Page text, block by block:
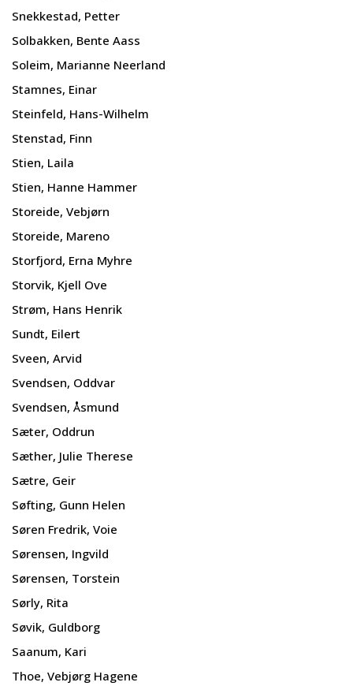
Snekkestad, Petter
Solbakken, Bente Aass
Soleim, Marianne Neerland
Stamnes, Einar
Steinfeld, Hans-Wilhelm
Stenstad, Finn
Stien, Laila
Stien, Hanne Hammer
Storeide, Vebjørn
Storeide, Mareno
Storfjord, Erna Myhre
Storvik, Kjell Ove
Strøm, Hans Henrik
Sundt, Eilert
Sveen, Arvid
Svendsen, Oddvar
Svendsen, Åsmund
Sæter, Oddrun
Sæther, Julie Therese
Sætre, Geir
Søfting, Gunn Helen
Søren Fredrik, Voie
Sørensen, Ingvild
Sørensen, Torstein
Sørly, Rita
Søvik, Guldborg
Saanum, Kari
Thoe, Vebjørg Hagene